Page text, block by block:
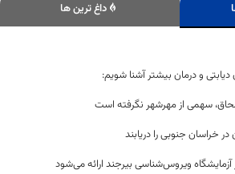
داغ ترین ها
دیابتی و درمان بیشتر آشنا شویم:
خراسان جنوبی را دریابند
ویروس‌شناسی بیرجند ارائه می‌شود